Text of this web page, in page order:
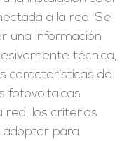
a la red. Se
una información
técnica,
características de
fotovoltaicas
red, los criterios
adoptar para